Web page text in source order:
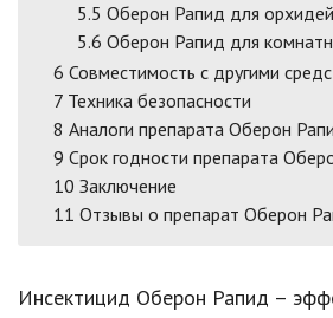
5.5 Оберон Рапид для орхидей
5.6 Оберон Рапид для
6 Совместимость с другими
7 Техника безопасности
8 Аналоги препарата Оберон
9 Срок годности препарата
10 Заключение
11 Отзывы о препарат Оберон
Инсектицид Оберон Рапид –